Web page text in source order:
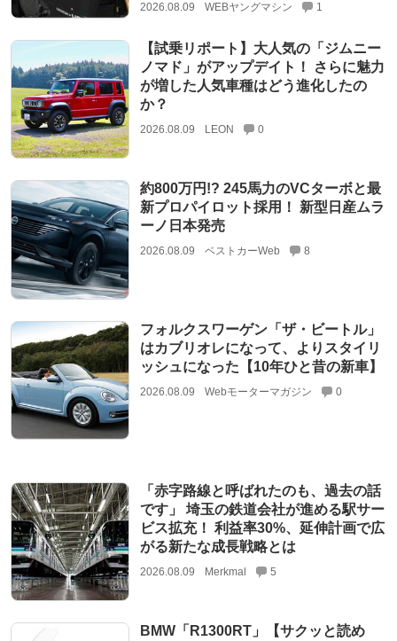
2026.08.09 WEBヤングマシン 1
【試乗リポート】大人気の「ジムニー
ノマド」がアップデイト！ さらに魅力
が増した人気車種はどう進化したの
か？
2026.08.09 LEON 0
約800万円!? 245馬力のVCターボと最
新プロパイロット採用！ 新型日産ムラ
ーノ日本発売
2026.08.09 ベストカーWeb 8
フォルクスワーゲン「ザ・ビートル」
はカブリオレになって、よりスタイリ
ッシュになった【10年ひと昔の新車】
2026.08.09 Webモーターマガジン 0
「赤字路線と呼ばれたのも、過去の話
です」 埼玉の鉄道会社が進める駅サー
ビス拡充！ 利益率30%、延伸計画で広
がる新たな成長戦略とは
2026.08.09 Merkmal 5
BMW「R1300RT」【サクッと読め